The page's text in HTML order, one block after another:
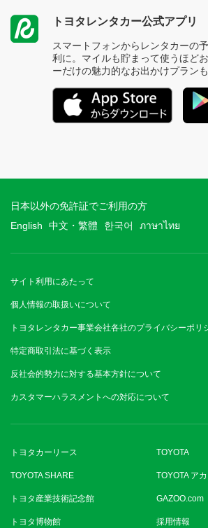
トヨタレンタカー公式アプリ
スマートフォンからレンタカーの
利に。マイルも貯まって使うほど
ーだけの魅力的なお出かけプランも
日本以外の免許証でご利用の方
English
中文・繁體 한국어 ภาษาไทย
サイト利用にあたって
個人情報の取扱いについて
トヨタレンタカー事業会社各社のプライバシーポリ
特定商取引法に基づく表示
反社会的勢力に対する基本方針について
カスタマーハラスメントへの対応について
トヨタカーリース TOYOTA
TOYOTA SHARE TOYOTA ア
トヨタ産業技術記念館 GAZOO.com
トヨタ博物館 採用情報